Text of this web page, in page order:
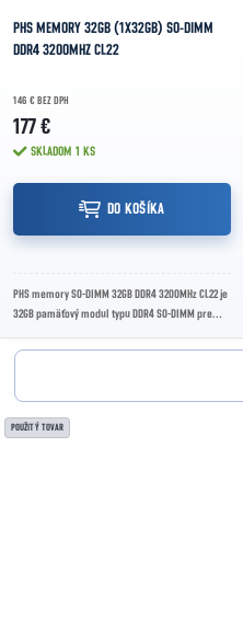
PHS MEMORY 32GB (1X32GB) SO-DIMM
DDR4 3200MHZ CL22
146 € BEZ DPH
177 €
SKLADOM 1 KS
DO KOŠÍKA
PHS memory SO-DIMM 32GB DDR4 3200MHz CL22 je
32GB pamäťový modul typu DDR4 SO-DIMM pre
POUŽITÝ TOVAR